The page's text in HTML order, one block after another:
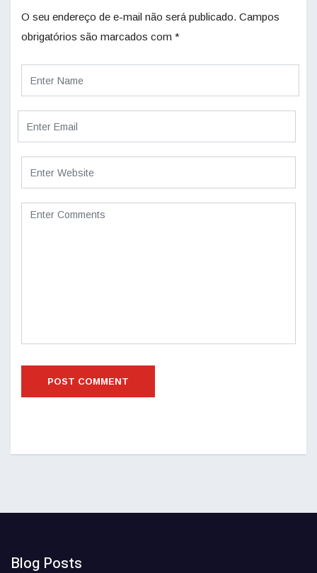
O seu endereço de e-mail não será publicado. Campos
obrigatórios são marcados com *
Blog Posts